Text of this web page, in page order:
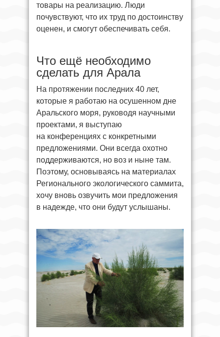
товары на реализацию. Люди
почувствуют, что их труд по достоинству
оценен, и смогут обеспечивать себя.
Что ещё необходимо
сделать для Арала
На протяжении последних 40 лет,
которые я работаю на осушенном дне
Аральского моря, руководя научными
проектами, я выступаю
на конференциях с конкретными
предложениями. Они всегда охотно
поддерживаются, но воз и ныне там.
Поэтому, основываясь на материалах
Регионального экологического саммита,
хочу вновь озвучить мои предложения
в надежде, что они будут услышаны.